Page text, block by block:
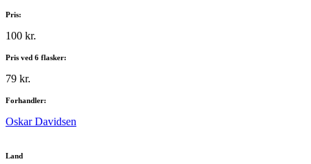
Pris:
100 kr.
Pris ved 6 flasker:
79 kr.
Forhandler:
Oskar Davidsen
Land